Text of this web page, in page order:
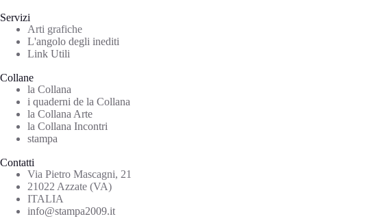
Servizi
Arti grafiche
L'angolo degli inediti
Link Utili
Collane
la Collana
i quaderni de la Collana
la Collana Arte
la Collana Incontri
stampa
Contatti
Via Pietro Mascagni, 21
21022 Azzate (VA)
ITALIA
info@stampa2009.it